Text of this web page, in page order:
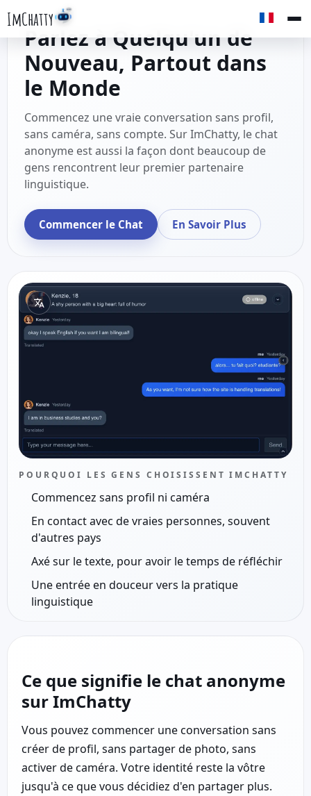
ImChatty
Parlez à Quelqu'un de
Nouveau, Partout dans
le Monde
Commencez une vraie conversation sans profil,
sans caméra, sans compte. Sur ImChatty, le chat
anonyme est aussi la façon dont beaucoup de
gens rencontrent leur premier partenaire
linguistique.
Commencer le Chat En Savoir Plus
Ce que signifie le chat anonyme
sur ImChatty
Vous pouvez commencer une conversation sans
créer de profil, sans partager de photo, sans
activer de caméra. Votre identité reste la vôtre
jusqu'à ce que vous décidiez d'en partager plus.
POURQUOI LES GENS CHOISISSENT IMCHATTY
Commencez sans profil ni caméra
En contact avec de vraies personnes, souvent
d'autres pays
Axé sur le texte, pour avoir le temps de réfléchir
Une entrée en douceur vers la pratique
linguistique